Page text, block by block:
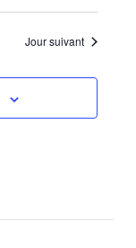
Jour suivant